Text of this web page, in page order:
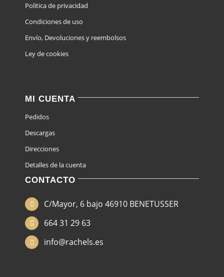
Politica de privacidad
Condiciones de uso
Envío, Devoluciones y reembolsos
Ley de cookies
MI CUENTA
Pedidos
Descargas
Direcciones
Detalles de la cuenta
CONTACTO
C/Mayor, 6 bajo 46910 BENETUSSER
664 31 29 63
info@rachels.es